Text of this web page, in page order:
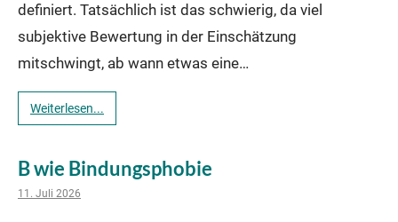
definiert. Tatsächlich ist das schwierig, da viel
subjektive Bewertung in der Einschätzung
mitschwingt, ab wann etwas eine…
Weiterlesen...
B wie Bindungsphobie
11. Juli 2026